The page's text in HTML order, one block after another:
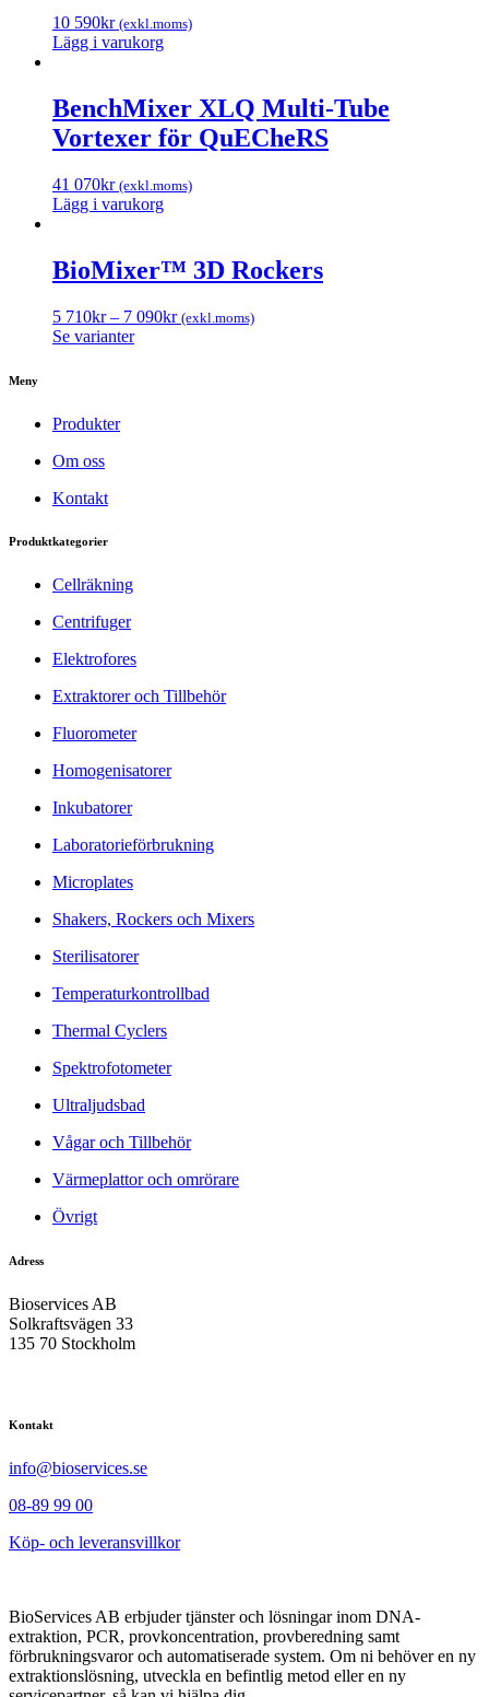
10 590kr (exkl.moms)
Lägg i varukorg
BenchMixer XLQ Multi-Tube
Vortexer för QuECheRS
41 070kr (exkl.moms)
Lägg i varukorg
BioMixer™ 3D Rockers
5 710kr– 7 090kr (exkl.moms)
Se varianter
Meny
Produkter
Om oss
Kontakt
Produktkategorier
Cellräkning
Centrifuger
Elektrofores
Extraktorer och Tillbehör
Fluorometer
Homogenisatorer
Inkubatorer
Laboratorieförbrukning
Microplates
Shakers, Rockers och Mixers
Sterilisatorer
Temperaturkontrollbad
Thermal Cyclers
Spektrofotometer
Ultraljudsbad
Vågar och Tillbehör
Värmeplattor och omrörare
Övrigt
Adress
Bioservices AB
Solkraftsvägen 33
135 70 Stockholm
Kontakt
info@bioservices.se
08-89 99 00
Köp- och leveransvillkor
BioServices AB erbjuder tjänster och lösningar inom DNA-
extraktion, PCR, provkoncentration, provberedning samt
förbrukningsvaror och automatiserade system. Om ni behöver en ny
extraktionslösning, utveckla en befintlig metod eller en ny